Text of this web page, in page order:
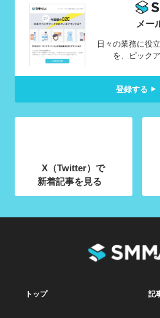
メー
日々の業務に役
を、ピック
登録する
X（Twitter）で
新着記事を見る
トップ 記